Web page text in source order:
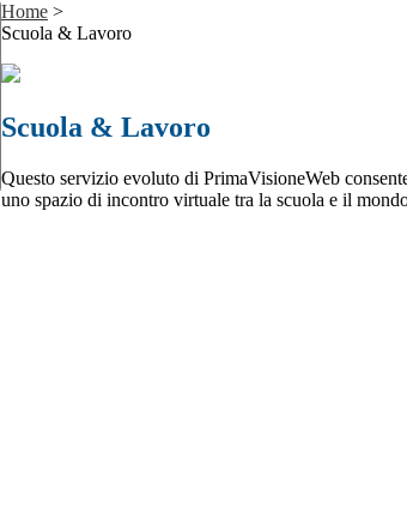
Home >
Scuola & Lavoro
Scuola & Lavoro
Questo servizio evoluto di PrimaVisioneWeb
uno spazio di incontro virtuale tra la scuola e il